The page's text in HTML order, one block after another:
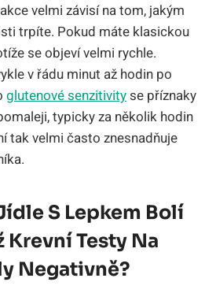
velmi závisí na tom, jakým
trpíte. Pokud máte klasickou
se objeví velmi rychle.
v řádu minut až hodin po
glutenové senzitivityse příznaky
typicky za několik hodin
tak velmi často znesnadňuje
S Lepkem Bolí
Krevní Testy Na
Negativně?